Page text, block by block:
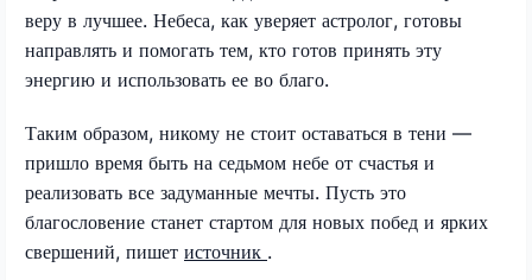
веру в лучшее. Небеса, как уверяет астролог, готовы
направлять и помогать тем, кто готов принять эту
энергию и использовать ее во благо.
Таким образом, никому не стоит оставаться в тени —
пришло время быть на седьмом небе от счастья и
реализовать все задуманные мечты. Пусть это
благословение станет стартом для новых побед и ярких
свершений, пишет источник .